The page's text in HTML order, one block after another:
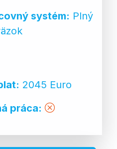
systém: Plný
2045 Euro
práca: